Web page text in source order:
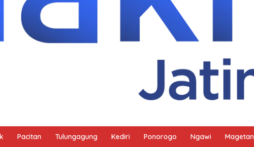
Pacitan Tulungagung Kediri Ponorogo Ngawi Magetan